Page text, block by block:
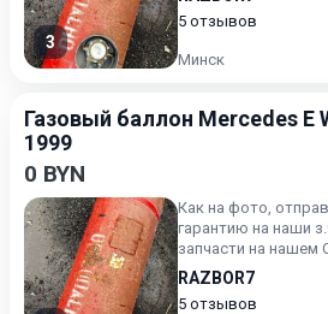
3
5 отзывов
Минск
Газовый баллон Mercedes E
1999
0 BYN
Как на фото,
гарантию на наши
запчасти на нашем
назвать артикул зч
RAZBOR7
5 отзывов